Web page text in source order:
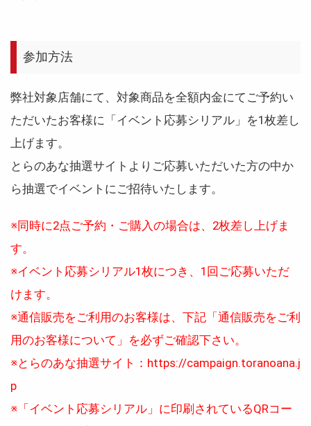
参加方法
弊社対象店舗にて、対象商品を全額内金にてご予約い
ただいたお客様に「イベント応募シリアル」を1枚差し
上げます。
とらのあな抽選サイトよりご応募いただいた方の中か
ら抽選でイベントにご招待いたします。
※同時に2点ご予約・ご購入の場合は、2枚差し上げま
す。
※イベント応募シリアル1枚につき、1回ご応募いただ
けます。
※通信販売をご利用のお客様は、下記「通信販売をご利
用のお客様について」を必ずご確認下さい。
※とらのあな抽選サイト：https://campaign.toranoana.j
p
※「イベント応募シリアル」に印刷されているQRコー